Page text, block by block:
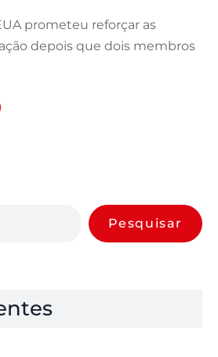
prometeu reforçar as
depois que dois membros
Pesquisar